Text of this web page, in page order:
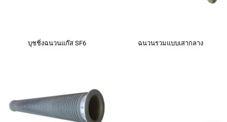
บุชชิ่งฉนวนแก๊ส SF6 ฉนวนรวมแบบเสากลาง